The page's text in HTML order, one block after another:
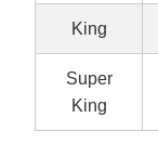
King
Super
King